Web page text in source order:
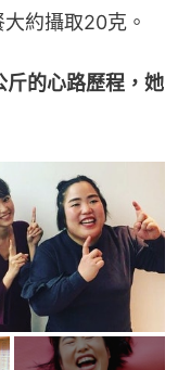
約攝取20克。
的心路歷程，她